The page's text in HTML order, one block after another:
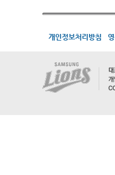
개인정보처리방침